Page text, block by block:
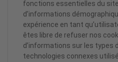
fonctions essentielles du site
d’informations
expérience en tant
êtes libre de refuser nos
d’informations sur les types
technologies connexes